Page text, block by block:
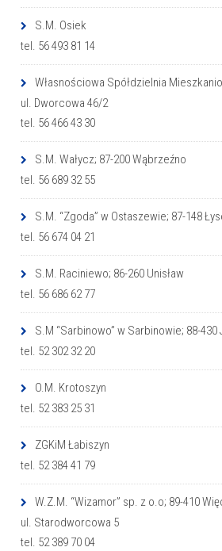
S.M. Osiek
tel. 56 493 81 14
Własnościowa Spółdzielnia
ul. Dworcowa 46/2
tel. 56 466 43 30
S.M. Wałycz; 87-200 Wąbrzeźno
tel. 56 689 32 55
S.M. “Zgoda” w Ostaszewie; 87-148
tel. 56 674 04 21
S.M. Raciniewo; 86-260 Unisław
tel. 56 686 62 77
S.M “Sarbinowo” w Sarbinowie; 88-
tel. 52 302 32 20
O.M. Krotoszyn
tel. 52 383 25 31
ZGKiM Łabiszyn
tel. 52 384 41 79
W.Z.M. “Wizamor” sp. z o.o; 89-410
ul. Starodworcowa 5
tel. 52 389 70 04